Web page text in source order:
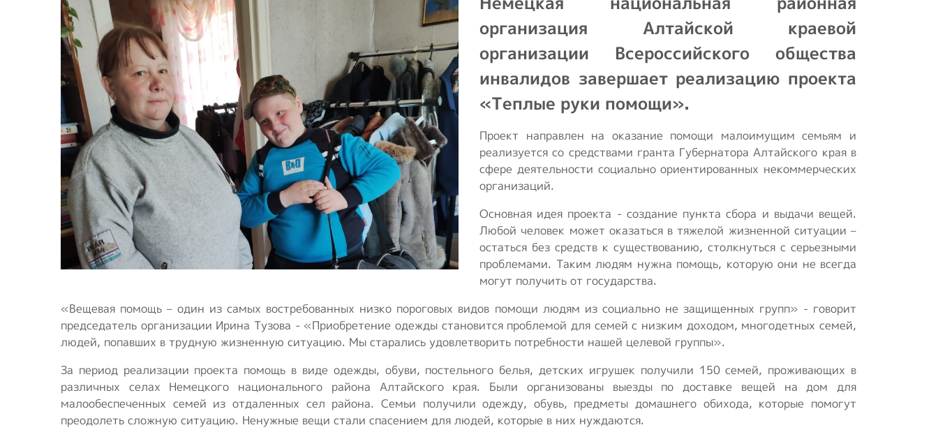
Вступить в ВОИ
Устав ВОИ
Мы в рабочих
группах
Отчеты
Ежегодный обзор
деятельности ВОИ
Полезный опыт
Образование и
активный образ
жизни
Ответы на часто
задаваемые
вопросы
Опросы ВОИ
Бесплатная
юридическая
помощь инвалидам
в РФ
Положение о
первичной ячейке
(организации) ВОИ
Положения и
Концепция
реабилитационного
центра
Опросы ВЦИОМ
организация Алтайской краевой
организации Всероссийского общества
инвалидов завершает реализацию проекта
«Теплые руки помощи».
Проект направлен на оказание помощи малоимущим семьям и
реализуется со средствами гранта Губернатора Алтайского края в
сфере деятельности социально ориентированных некоммерческих
организаций.
Основная идея проекта - создание пункта сбора и выдачи вещей.
Любой человек может оказаться в тяжелой жизненной ситуации –
остаться без средств к существованию, столкнуться с серьезными
проблемами. Таким людям нужна помощь, которую они не всегда
могут получить от государства.
«Вещевая помощь – один из самых востребованных низко пороговых видов помощи людям из социально не защищенных групп» - говорит
председатель организации Ирина Тузова - «Приобретение одежды становится проблемой для семей с низким доходом, многодетных семей,
людей, попавших в трудную жизненную ситуацию. Мы старались удовлетворить потребности нашей целевой группы».
За период реализации проекта помощь в виде одежды, обуви, постельного белья, детских игрушек получили 150 семей, проживающих в
различных селах Немецкого национального района Алтайского края. Были организованы выезды по доставке вещей на дом для
малообеспеченных семей из отдаленных сел района. Семьи получили одежду, обувь, предметы домашнего обихода, которые помогут
преодолеть сложную ситуацию. Ненужные вещи стали спасением для людей, которые в них нуждаются.